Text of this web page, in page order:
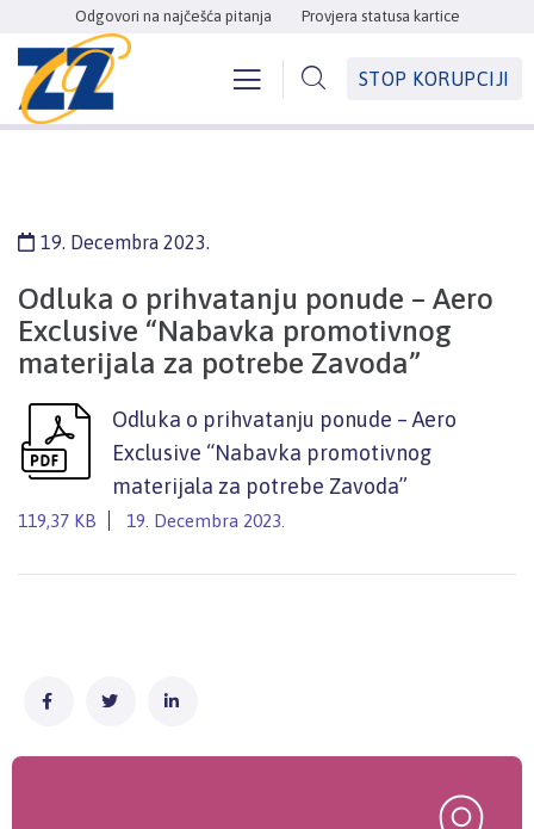
Odgovori na najčešća pitanja Provjera statusa kartice
STOP KORUPCIJI
19. Decembra 2023.
Odluka o prihvatanju ponude – Aero
Exclusive “Nabavka promotivnog
materijala za potrebe Zavoda”
Odluka o prihvatanju ponude – Aero
Exclusive “Nabavka promotivnog
materijala za potrebe Zavoda”
119,37 KB 19. Decembra 2023.